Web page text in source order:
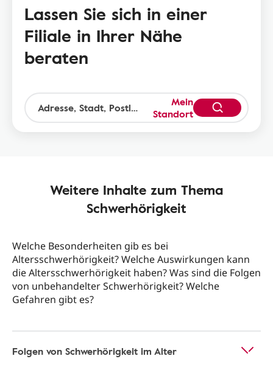
Lassen Sie sich in einer
Filiale in Ihrer Nähe
beraten
Mein
Standort
Weitere Inhalte zum Thema
Schwerhörigkeit
Welche Besonderheiten gib es bei
Altersschwerhörigkeit? Welche Auswirkungen kann
die Altersschwerhörigkeit haben? Was sind die Folgen
von unbehandelter Schwerhörigkeit? Welche
Gefahren gibt es?
Folgen von Schwerhörigkeit im Alter